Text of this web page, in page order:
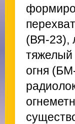
(ВЯ-23),
тяжелый
огня